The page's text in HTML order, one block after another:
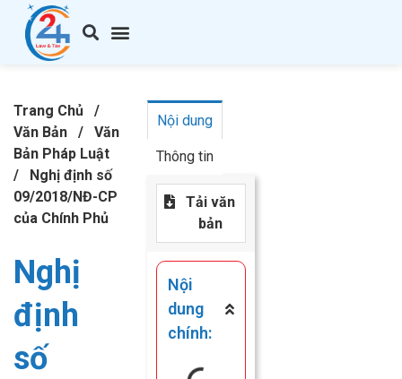
Trang Chủ
/
Văn Bản
/
Văn
Bản Pháp Luật
/
Nghị định số
09/2018/NĐ-CP
của Chính Phủ
Nghị
định
số
Nội dung
Thông tin
Tải văn
bản
Nội
dung
chính: